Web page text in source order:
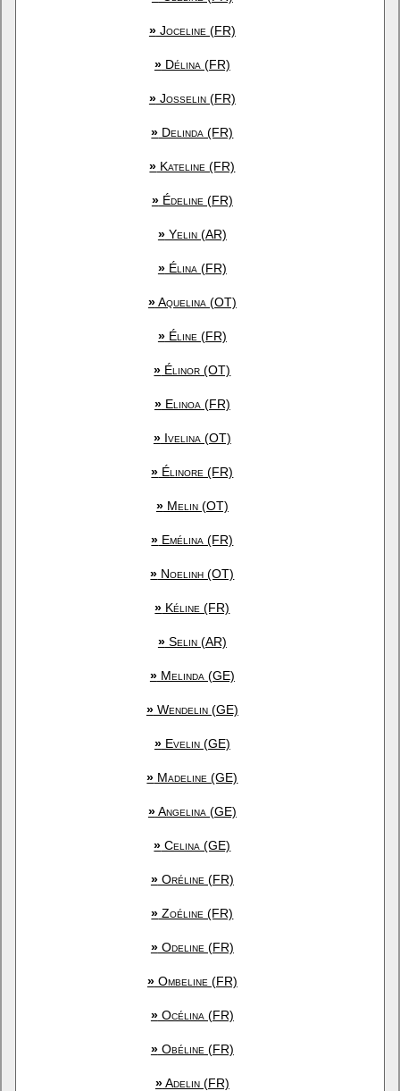
»Joceline (FR)
»Délina (FR)
»Josselin (FR)
» Delinda (FR)
» Kateline (FR)
»Édeline (FR)
»Yelin (AR)
»Élina (FR)
»Aquelina (OT)
»Éline (FR)
» Élinor (OT)
»Elinoa (FR)
»Ivelina (OT)
» Élinore (FR)
»Melin (OT)
» Emélina (FR)
» Noelinh (OT)
» Kéline (FR)
»Selin (AR)
»Melinda (GE)
»Wendelin (GE)
»Evelin (GE)
» Madeline (GE)
»Angelina (GE)
» Celina (GE)
»Oréline (FR)
» Zoéline (FR)
»Odeline (FR)
»Ombeline (FR)
»Océlina (FR)
»Obéline (FR)
»Adelin (FR)